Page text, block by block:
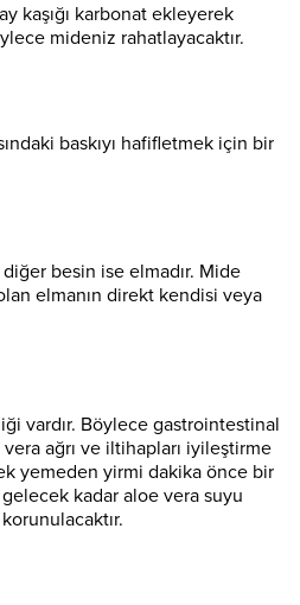
kaşığı karbonat ekleyerek
mideniz rahatlayacaktır.
baskıyı hafifletmek için bir
besin ise elmadır. Mide
elmanın direkt kendisi veya
vardır. Böylece gastrointestinal
ağrı ve iltihapları iyileştirme
yemeden yirmi dakika önce bir
kadar aloe vera suyu